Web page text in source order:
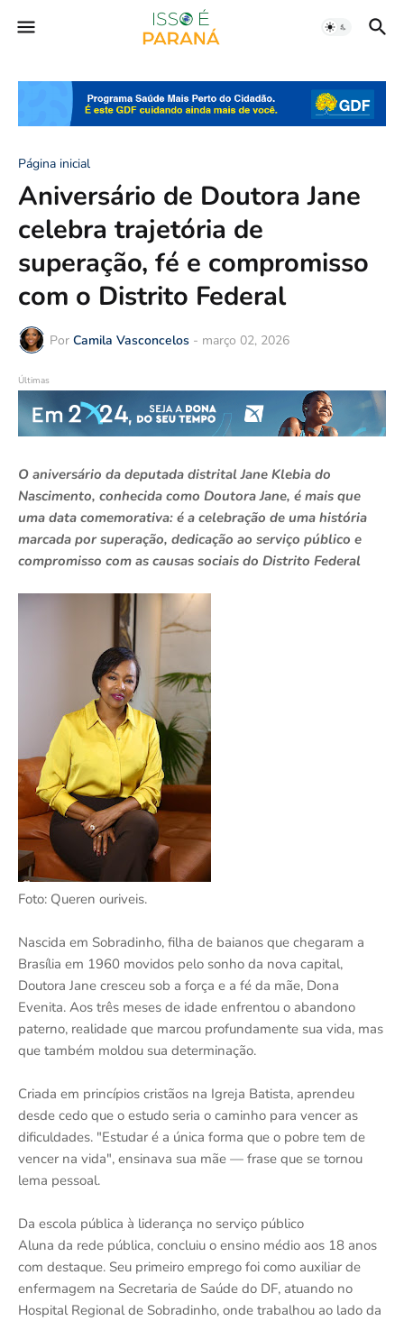
Página inicial
Aniversário de Doutora Jane
celebra trajetória de
superação, fé e compromisso
com o Distrito Federal
Por Camila Vasconcelos - março 02, 2026
Últimas
O aniversário da deputada distrital Jane Klebia do
Nascimento, conhecida como Doutora Jane, é mais que
uma data comemorativa: é a celebração de uma história
marcada por superação, dedicação ao serviço público e
compromisso com as causas sociais do Distrito Federal
Foto: Queren ouriveis.
Nascida em Sobradinho, filha de baianos que chegaram a
Brasília em 1960 movidos pelo sonho da nova capital,
Doutora Jane cresceu sob a força e a fé da mãe, Dona
Evenita. Aos três meses de idade enfrentou o abandono
paterno, realidade que marcou profundamente sua vida, mas
que também moldou sua determinação.
Criada em princípios cristãos na Igreja Batista, aprendeu
desde cedo que o estudo seria o caminho para vencer as
dificuldades. "Estudar é a única forma que o pobre tem de
vencer na vida", ensinava sua mãe — frase que se tornou
lema pessoal.
Da escola pública à liderança no serviço público
Aluna da rede pública, concluiu o ensino médio aos 18 anos
com destaque. Seu primeiro emprego foi como auxiliar de
enfermagem na Secretaria de Saúde do DF, atuando no
Hospital Regional de Sobradinho, onde trabalhou ao lado da